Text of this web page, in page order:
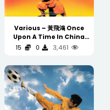
Various – 黃飛鴻 Once
Upon A Time In China
(Original Motion Picture
(WAV/16/44.1/480MB)
15 0 3,461